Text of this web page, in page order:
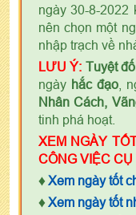
ngày 30-8-2022
nên chọn một
nhập trạch về
LƯU Ý: Tuyệt
ngày hắc đạo,
Nhân Cách,
tinh phá hoạt.
XEM NGÀY
CÔNG VIỆC CỤ
♦ Xem ngày tốt
♦ Xem ngày tốt